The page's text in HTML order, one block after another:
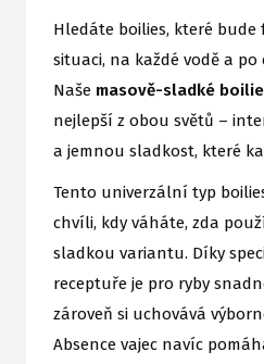
Hledáte boilies, které bude
situaci, na každé vodě a po
Naše masově-sladké
nejlepší z obou světů –
a jemnou sladkost, které
Tento univerzální typ
chvíli, kdy váháte, zda
sladkou variantu. Díky
receptuře je pro ryby
zároveň si uchovává
Absence vajec navíc